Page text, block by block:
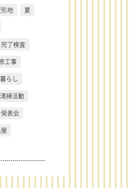
地
夏
完了検査
工事
暮らし
清掃活動
表会